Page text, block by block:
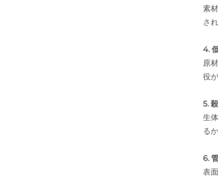
素
さ
4.
原
役
5.
生
る
6.
表